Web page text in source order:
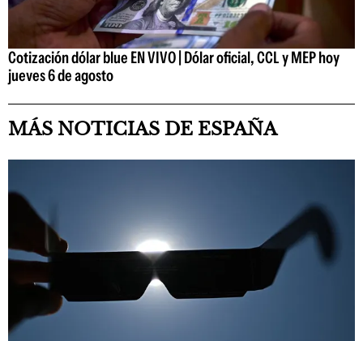
Cotización dólar blue EN VIVO | Dólar oficial, CCL y MEP hoy
jueves 6 de agosto
MÁS NOTICIAS DE ESPAÑA